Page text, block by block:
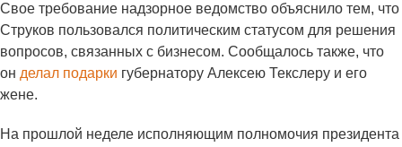
Свое требование надзорное ведомство объяснило тем, что
Струков пользовался политическим статусом для решения
вопросов, связанных с бизнесом. Сообщалось также, что
он делал подарки губернатору Алексею Текслеру и его
жене.
На прошлой неделе исполняющим полномочия президента